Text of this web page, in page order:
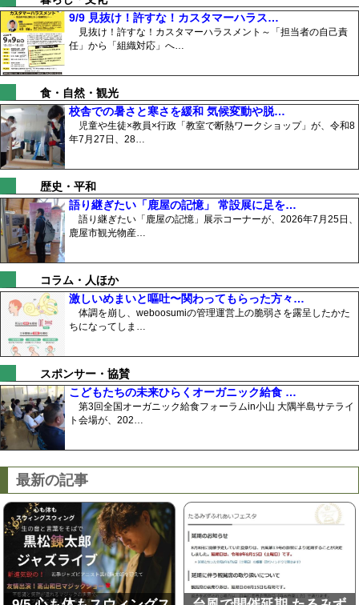
9/9 見抜け！許すな！カスタマーハラス…
見抜け！許すな！カスタマーハラスメント～「担当者の自己責
任」から「組織対応」へ…
食・自然・観光
校舎での暑さと寒さを緩和 気候変動や脱…
児童や生徒×教員×行政「教室で断熱ワークショップ」が、令和8
年7月27日、28…
歴史・平和
語り継ぎたい「鹿屋の記憶」 常設展に足を…
語り継ぎたい「鹿屋の記憶」展示コーナーが、2026年7月25日、
鹿屋市観光物産…
コラム・人ほか
激しいめまいと嘔吐〜関わってもらった方々…
体調を崩し、weboosumiの管理運営上の脆弱さを露呈したかた
ちになってしま…
スポンサー・協賛
こどもたちの未来ひらくオーガニック給食 …
第3回全国オーガニック給食フォーラムin小山 大隅半島サテライ
ト会場が、202…
最新の記事